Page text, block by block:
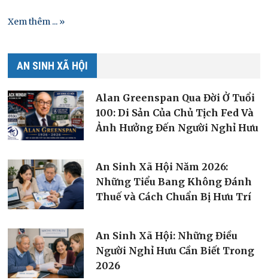
Xem thêm ... »
AN SINH XÃ HỘI
Alan Greenspan Qua Đời Ở Tuổi
100: Di Sản Của Chủ Tịch Fed Và
Ảnh Hưởng Đến Người Nghỉ Hưu
An Sinh Xã Hội Năm 2026:
Những Tiểu Bang Không Đánh
Thuế và Cách Chuẩn Bị Hưu Trí
An Sinh Xã Hội: Những Điều
Người Nghỉ Hưu Cần Biết Trong
2026